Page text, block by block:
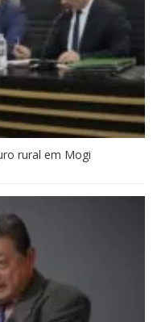
rural em Mogi